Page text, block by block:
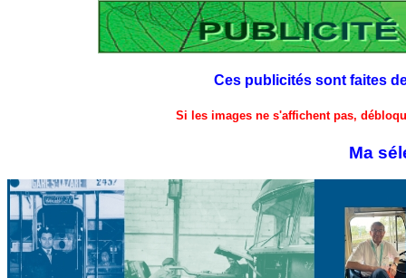
Ces publicités sont faites
Si les images ne s'affichent pas,
Ma